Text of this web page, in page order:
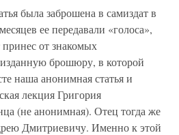
была заброшена в самиздат в
ее передавали «голоса»,
от знакомых
брошюру, в которой
наша анонимная статья и
лекция Григория
(не анонимная). Отец тогда же
Дмитриевичу. Именно к этой